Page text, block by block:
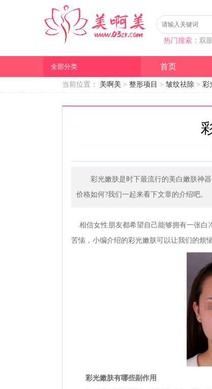
热门搜索： 双
首页
全部分类
当前位置： 美啊美 > 整形项目 > 皱纹祛除 > 彩
彩光嫩肤是时下最流行的美白嫩肤神
价格如何?我们一起来看下文章的介绍吧。
相信女性朋友都希望自己能够拥有一张白
苦恼，小编介绍的彩光嫩肤可以让我们的烦
彩光嫩肤有哪些副作用